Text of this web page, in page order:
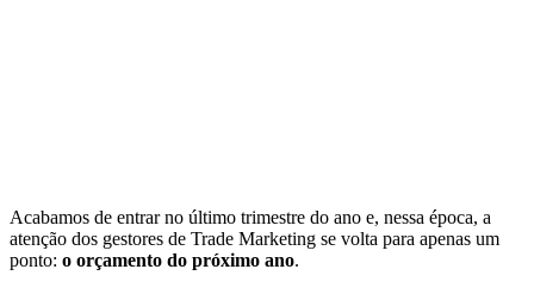
Acabamos de entrar no último trimestre do ano e, nessa época, a
atenção dos gestores de Trade Marketing se volta para apenas um
ponto: o orçamento do próximo ano.